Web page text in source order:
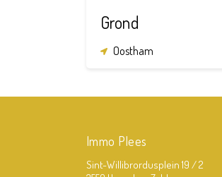
Grond
Oostham
Immo Plees
Sint-Willibrordusplein 19 / 2